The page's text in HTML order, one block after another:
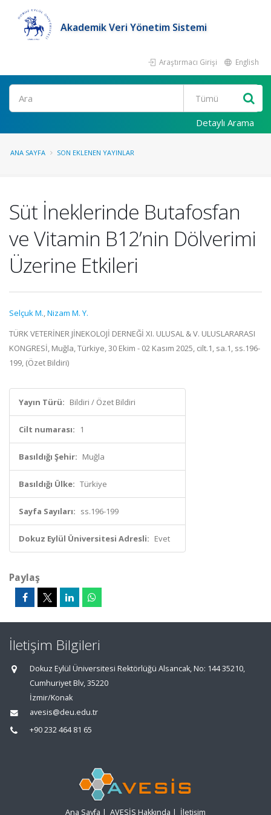
Akademik Veri Yönetim Sistemi
Araştırmacı Girişi English
Ara
Detaylı Arama
ANA SAYFA SON EKLENEN YAYINLAR
Süt İneklerinde Butafosfan
ve Vitamin B12’nin Dölverimi
Üzerine Etkileri
Selçuk M.,Nizam M. Y.
TÜRK VETERİNER JİNEKOLOJİ DERNEĞİ XI. ULUSAL & V. ULUSLARARASI
KONGRESİ, Muğla, Türkiye, 30 Ekim - 02 Kasım 2025, cilt.1, sa.1, ss.196-
199, (Özet Bildiri)
Yayın Türü: Bildiri / Özet Bildiri
Cilt numarası: 1
Basıldığı Şehir: Muğla
Basıldığı Ülke: Türkiye
Sayfa Sayıları: ss.196-199
Dokuz Eylül Üniversitesi Adresli: Evet
Paylaş
İletişim Bilgileri
Dokuz Eylül Üniversitesi Rektörlüğü Alsancak, No: 144 35210,
Cumhuriyet Blv, 35220
İzmir/Konak
avesis@deu.edu.tr
+90 232 464 81 65
Ana Sayfa | AVESİS Hakkında | İletişim